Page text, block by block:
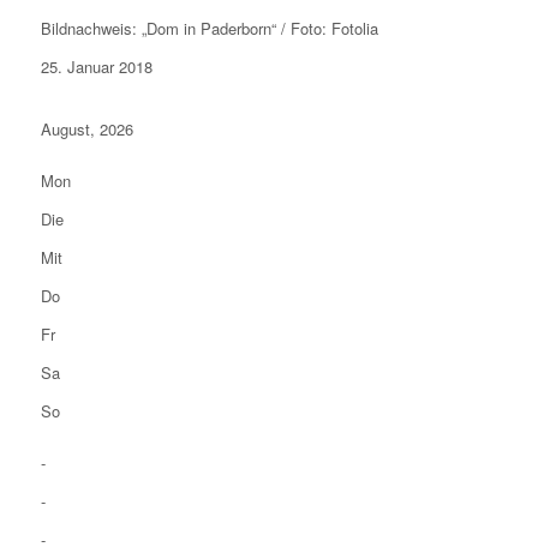
Bildnachweis: „Dom in Paderborn“ / Foto: Fotolia
25. Januar 2018
August, 2026
Mon
Die
Mit
Do
Fr
Sa
So
-
-
-